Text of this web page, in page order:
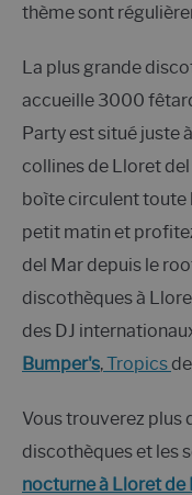
thème sont
La plus grande
accueille 3000
Party est situé juste
collines de Lloret
boìte circulent toute
petit matin et
del Mar depuis le
discothèques à
des DJ
Bumper's,Tropics de
Vous trouverez plus
discothèques et les
nocturne à Lloret de